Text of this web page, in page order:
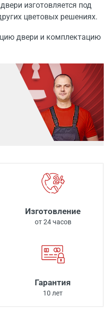
изготовляется под
цветовых решениях.
двери и комплектацию
Изготовление
от 24 часов
Гарантия
10 лет